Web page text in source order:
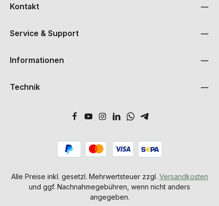
Kontakt
Service & Support
Informationen
Technik
Alle Preise inkl. gesetzl. Mehrwertsteuer zzgl. Versandkosten
und ggf. Nachnahmegebühren, wenn nicht anders
angegeben.